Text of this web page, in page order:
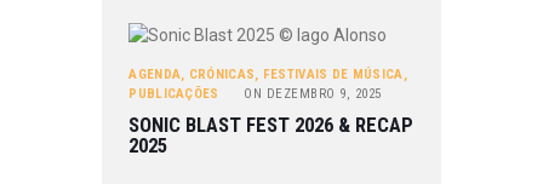
AGENDA CRÓNICAS FESTIVAIS DE MÚSICA
PUBLICAÇÕES
ON DEZEMBRO 9, 2025
SONIC BLAST FEST 2026 & RECAP
2025